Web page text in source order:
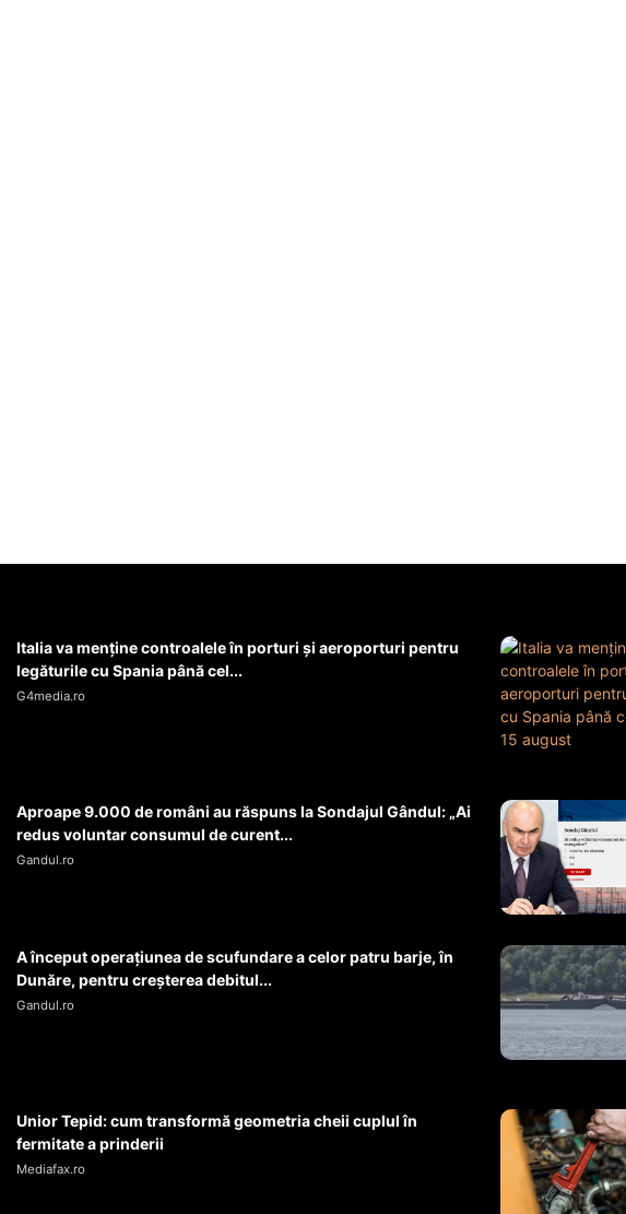
Italia va menţine controalele în porturi şi aeroporturi pentru
legăturile cu Spania până cel...
G4media.ro
Aproape 9.000 de români au răspuns la Sondajul Gândul: „Ai
redus voluntar consumul de curent...
Gandul.ro
A început operaţiunea de scufundare a celor patru barje, în
Dunăre, pentru creşterea debitul...
Gandul.ro
Unior Tepid: cum transformă geometria cheii cuplul în
fermitate a prinderii
Mediafax.ro